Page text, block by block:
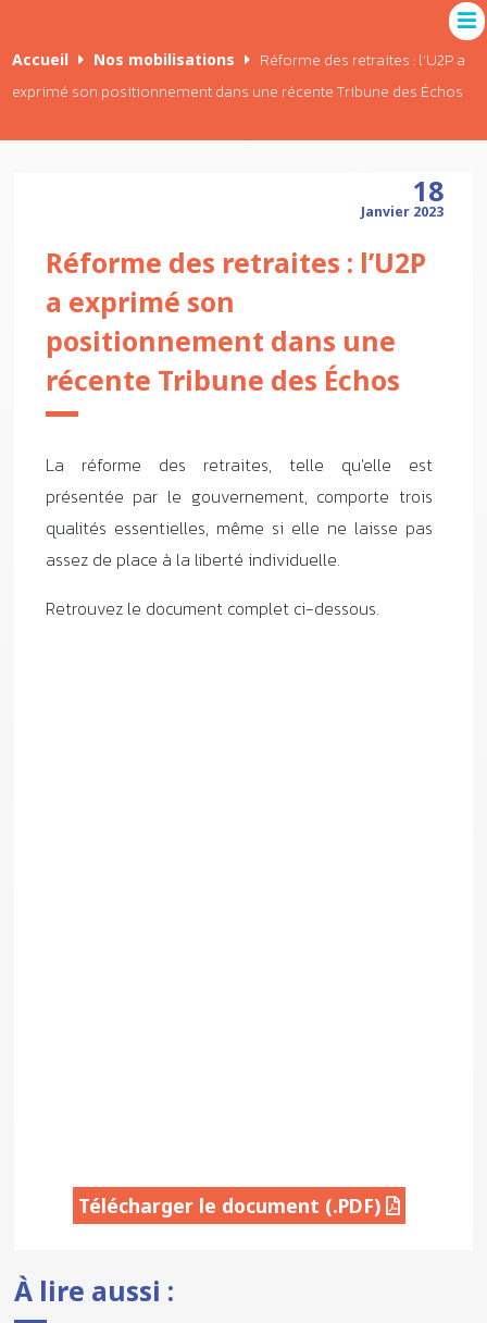
Accueil Nos mobilisations
Réforme des retraites : l’U2P a
exprimé son positionnement dans une récente Tribune des Échos
18
Janvier 2023
Réforme des retraites : l’U2P
a exprimé son
positionnement dans une
récente Tribune des Échos
La réforme des retraites, telle qu'elle est
présentée par le gouvernement, comporte trois
qualités essentielles, même si elle ne laisse pas
assez de place à la liberté individuelle.
Retrouvez le document complet ci-dessous.
Télécharger le document (.PDF)
À lire aussi :